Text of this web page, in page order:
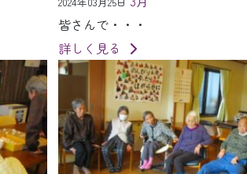
皆さんで・・・
詳しく見る